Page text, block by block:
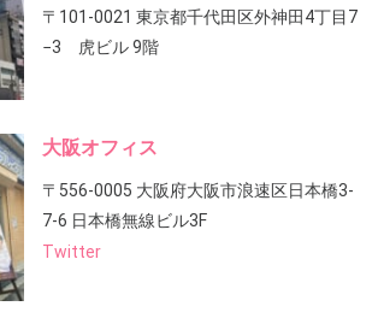
〒101-0021 東京都千代田区外神田4丁目7
−3 虎ビル 9階
大阪オフィス
〒556-0005 大阪府大阪市浪速区日本橋3-
7-6 日本橋無線ビル3F
Twitter